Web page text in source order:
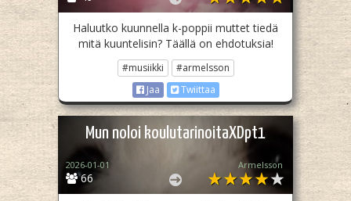
Haluutko kuunnella k-poppii muttet tiedä
mitä kuuntelisin? Täällä on ehdotuksia!
#musiikki
#armelsson
Jaa
Twiittaa
Mun noloi koulutarinoitaXDpt1
66
2026-01-01 Armelsson